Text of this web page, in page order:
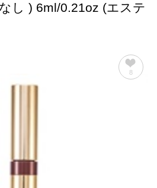
し ) 6ml/0.21oz (エステ
8